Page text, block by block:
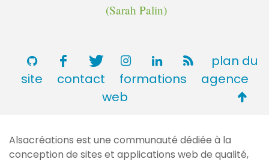
(Sarah Palin)
plan du
site
contact formations
agence
web
de
Alsacréations est une communauté dédiée à la
conception de sites et applications web de qualité,